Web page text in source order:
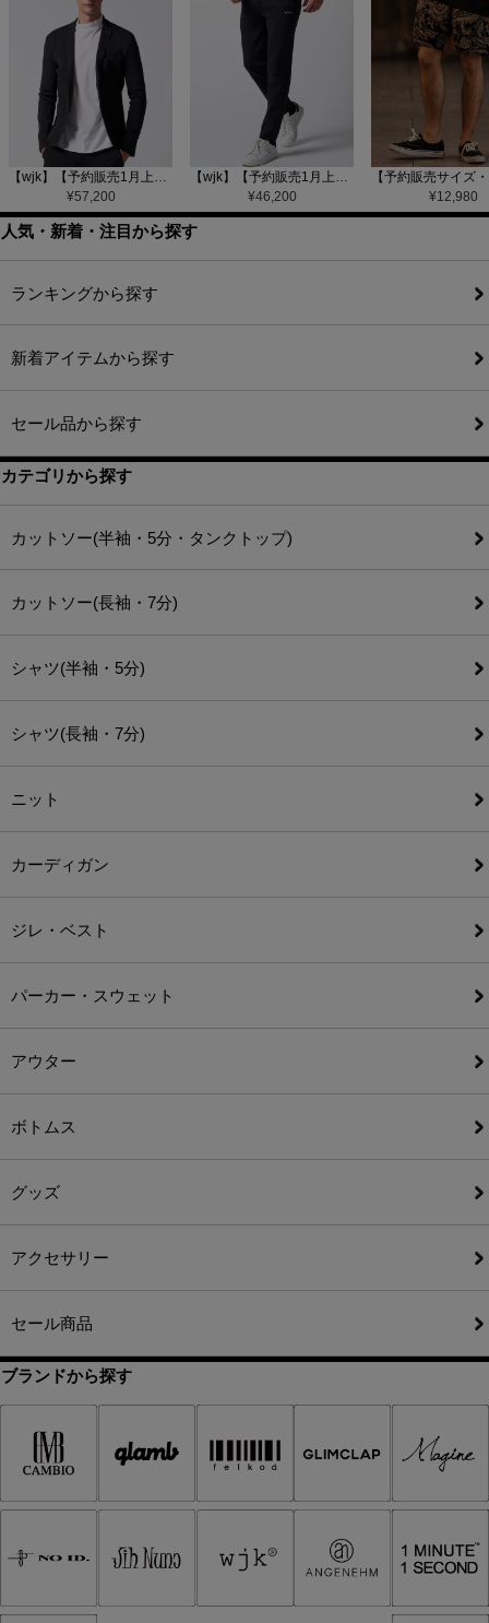
【wjk】【予約販売1月上旬～中旬入荷】function knit jacket(jacquard check) ニットジャケット(207 mw08j)
¥57,200
【wjk】【予約販売1月上旬～中旬入荷】function knit easy slacks(jacquard check) ニットイージーパンツ(504 mw08j)
¥46,200 ¥12,980
人気・新着・注目から探す
ランキングから探す
新着アイテムから探す
セール品から探す
カテゴリから探す
カットソー(半袖・5分・タンクトップ)
カットソー(長袖・7分)
シャツ(半袖・5分)
シャツ(長袖・7分)
ニット
カーディガン
ジレ・ベスト
パーカー・スウェット
アウター
ボトムス
グッズ
アクセサリー
セール商品
ブランドから探す